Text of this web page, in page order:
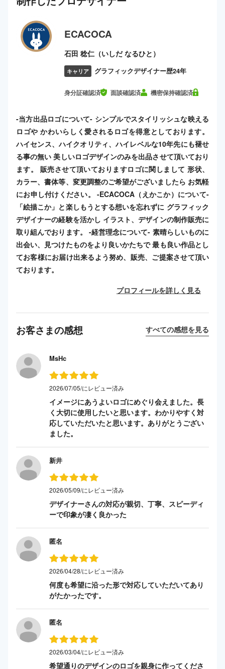
ECACOCA
石田 稔仁（いしだ なるひと）
キャリア グラフィックデザイナー歴24年
身分証確認済 面談確認済 機密保持確認済
-当方出品ロゴについて- シンプルでスタイリッシュな映える
ロゴや かわいらしく愛されるロゴを得意としております。
ハイセンス、ハイクオリティ、ハイレベルな10年先にも褪せ
る事の無い 美しいロゴデザインのみを出品させて頂いており
ます。 販売させて頂いておりますロゴに関しまして 形状、
カラー、書体等、変更調整のご希望がございましたら お気軽
にお申し付けください。 -ECACOCA（えかこか）について-
「絵描こか」と楽しもうとする想いを忘れずに グラフィック
デザイナーの経験を活かし イラスト、デザインの制作販売に
取り組んでおります。 -経営理念について- 素晴らしいものに
出会い、見つけたものをより良いかたちで 最も良い作品とし
てお客様にお届け出来るよう努め、販売、ご提案させて頂い
ております。
プロフィールを詳しく見る
お客さまの感想 すべての感想を見る
MsHc
2026/07/05/にレビュー済み
イメージにあうよいロゴにめぐり会えました。長
く大切に使用したいと思います。わかりやすく対
応していただいたと思います。ありがとうござい
ました。
新井
2026/05/09/にレビュー済み
デザイナーさんの対応が親切、丁寧、スピーディ
ーで印象が凄く良かった
匿名
2026/04/28/にレビュー済み
何度も希望に沿った形で対応していただいてあり
がたかったです。
匿名
2026/03/04/にレビュー済み
希望通りのデザインのロゴを親身に作ってくださ